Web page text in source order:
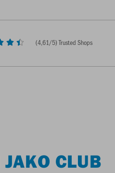
(4,61/5) Trusted Shops
CLUB